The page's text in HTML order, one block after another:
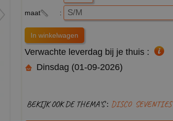
maat :
Verwachte leverdag bij je thuis :
Dinsdag (01-09-2026)
BEKIJK OOK DE THEMA'S : DISCO SEVENTIES